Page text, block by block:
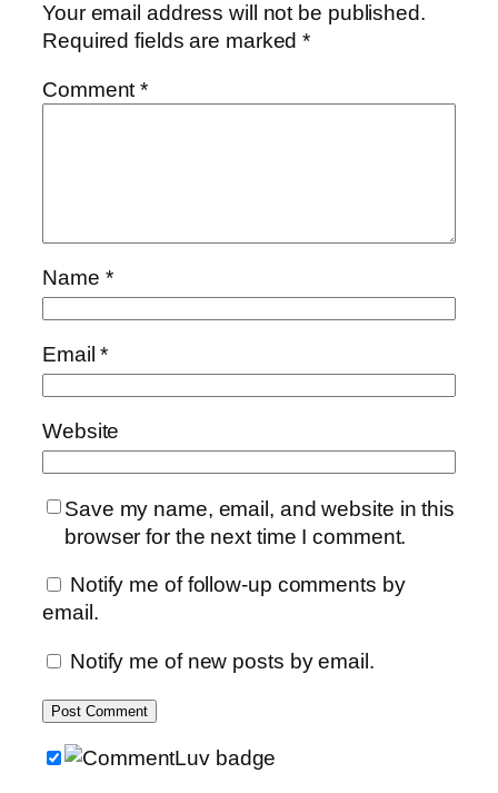
Your email address will not be published.
Required fields are marked*
Comment*
Name *
Email*
Website
Save my name, email, and website in this
browser for the next time I comment.
Notify me of follow-up comments by
email.
Notify me of new posts by email.